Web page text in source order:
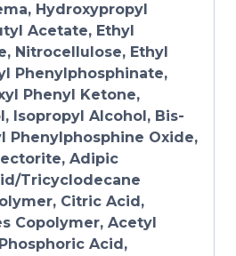
Hydroxypropyl
Acetate, Ethyl
Nitrocellulose, Ethyl
Phenylphosphinate,
Phenyl Ketone,
Isopropyl Alcohol, Bis-
Phenylphosphine Oxide,
Adipic
Tricyclodecane
Citric Acid,
Copolymer, Acetyl
Acid,